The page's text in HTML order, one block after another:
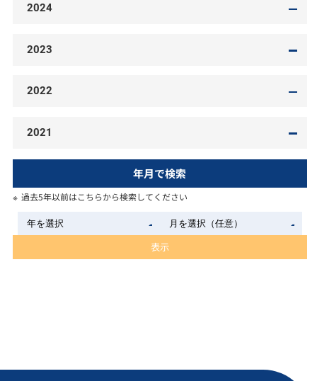
2024
2023
2022
2021
年月で検索
過去5年以前はこちらから検索してください
表示